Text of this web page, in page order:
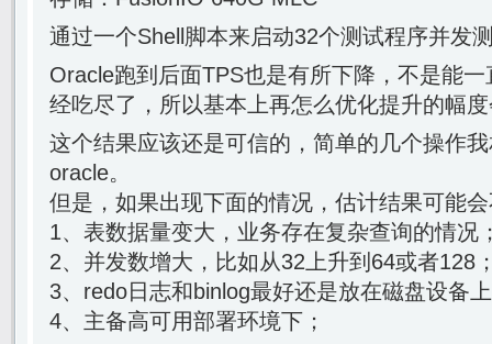
通过一个Shell脚本来启动32个测试程序并发
Oracle跑到后面TPS也是有所下降，不是能
经吃尽了，所以基本上再怎么优化提升的幅
这个结果应该还是可信的，简单的几个操作
oracle。
但是，如果出现下面的情况，估计结果可能
1、表数据量变大，业务存在复杂查询的情况
2、并发数增大，比如从32上升到64或者128
3、redo日志和binlog最好还是放在磁盘设备
4、主备高可用部署环境下；